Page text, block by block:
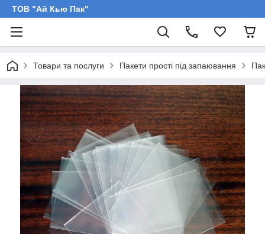
ТОВ "Ай Кью Пак"
Товари та послуги Пакети прості під запаювання